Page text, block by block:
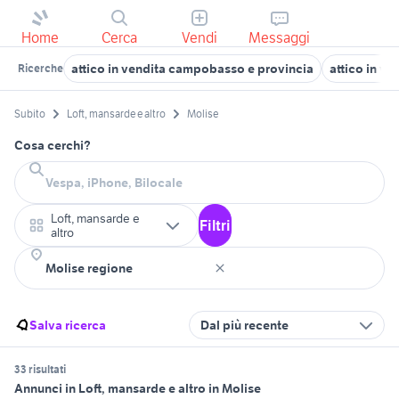
Home Cerca Vendi Messaggi
Ricerche attico in vendita campobasso e provincia attico in
Subito Loft, mansarde e altro Molise
Cosa cerchi?
Loft, mansarde e
altro
Filtri
Salva ricerca Dal più recente
33 risultati
Annunci in Loft, mansarde e altro in Molise